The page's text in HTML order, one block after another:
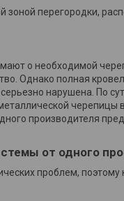
перегородки,
о необходимой
Однако полная
нарушена. По
производителя
от одного
проблем,